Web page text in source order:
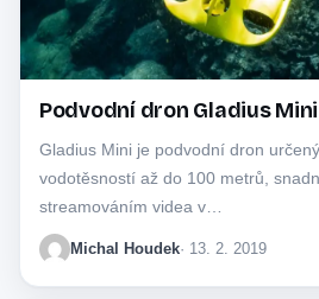
Podvodní dron Gladius Mini
Gladius Mini je podvodní dron
vodotěsností až do 100 metrů,
streamováním videa v…
Michal Houdek· 13. 2. 2019